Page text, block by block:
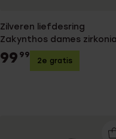
Zilveren liefdesring
Zakynthos dames zirkonia
99 99
2e gratis